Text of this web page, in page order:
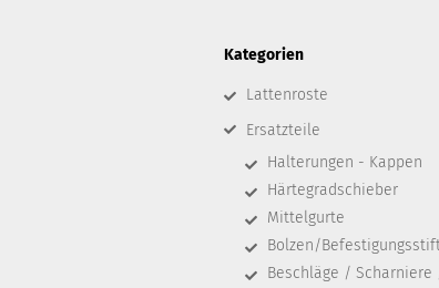
Kategorien
Lattenroste
Ersatzteile
Halterungen - Kappen
Härtegradschieber
Mittelgurte
Bolzen/
Beschläge / Scharniere